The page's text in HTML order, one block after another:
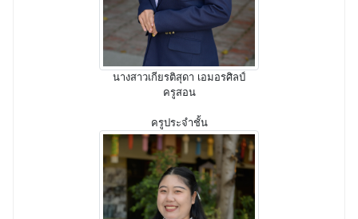
นางสาวเกียรติสุดา เอมอรศิลป์
ครูสอน
ครูประจำชั้น